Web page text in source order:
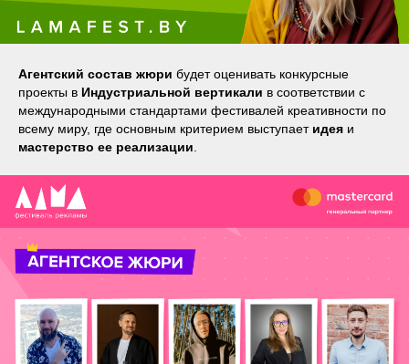
Агентский состав жюри будет оценивать конкурсные
проекты в Индустриальной вертикали в соответствии с
международными стандартами фестивалей креативности по
всему миру, где основным критерием выступает идея и
мастерство ее реализации